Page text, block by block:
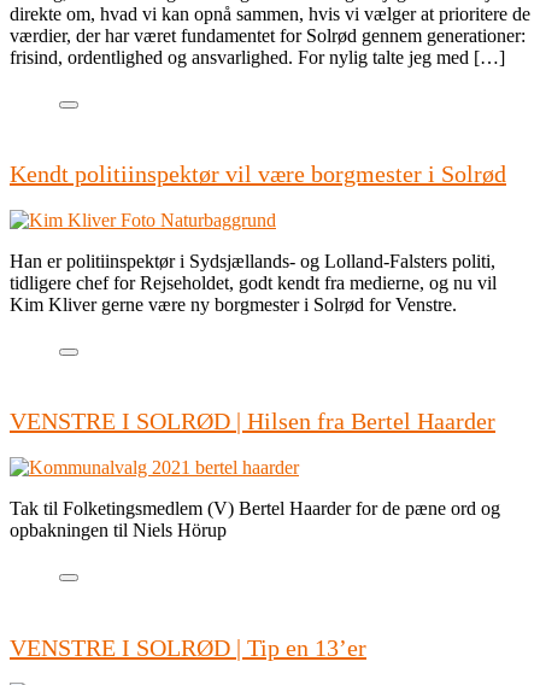
direkte om, hvad vi kan opnå sammen, hvis vi vælger at prioritere de
værdier, der har været fundamentet for Solrød gennem generationer:
frisind, ordentlighed og ansvarlighed. For nylig talte jeg med […]
Kendt politiinspektør vil være borgmester i Solrød
Han er politiinspektør i Sydsjællands- og Lolland-Falsters politi,
tidligere chef for Rejseholdet, godt kendt fra medierne, og nu vil
Kim Kliver gerne være ny borgmester i Solrød for Venstre.
VENSTRE I SOLRØD | Hilsen fra Bertel Haarder
Tak til Folketingsmedlem (V) Bertel Haarder for de pæne ord og
opbakningen til Niels Hörup
VENSTRE I SOLRØD | Tip en 13’er